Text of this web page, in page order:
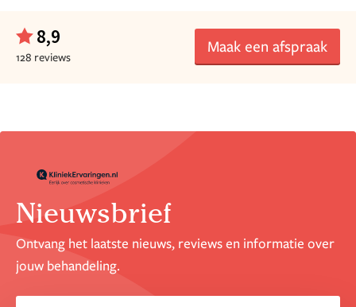
8,9
128 reviews
Maak een afspraak
Nieuwsbrief
Ontvang het laatste nieuws, reviews en informatie over
jouw behandeling.